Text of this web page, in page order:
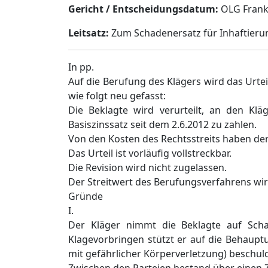
Gericht / Entscheidungsdatum: OLG
Leitsatz: Zum Schadenersatz für
In pp.
Auf die Berufung des Klägers wird das
wie folgt neu gefasst:
Die Beklagte wird verurteilt, an den
Basiszinssatz seit dem 2.6.2012 zu zahlen.
Von den Kosten des Rechtsstreits haben
Das Urteil ist vorläufig vollstreckbar.
Die Revision wird nicht zugelassen.
Der Streitwert des Berufungsverfahrens
Gründe
I.
Der Kläger nimmt die Beklagte auf
Klagevorbringen stützt er auf die
mit gefährlicher Körperverletzung)